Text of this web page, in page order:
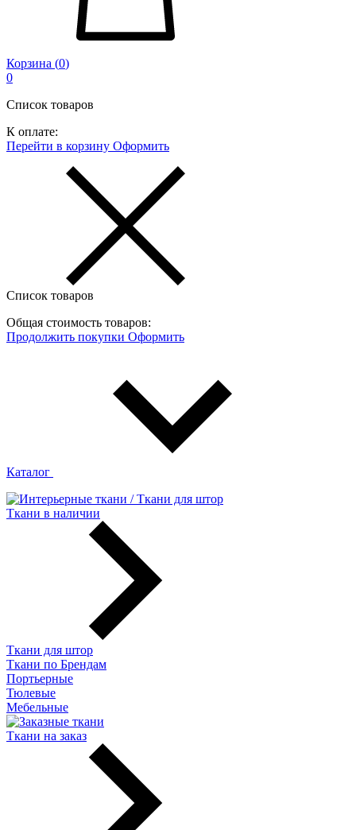
Корзина (0)
0
Список товаров
К оплате:
Перейти в корзину Оформить
Список товаров
Общая стоимость товаров:
Продолжить покупки Оформить
Каталог
Ткани в наличии
Ткани для штор
Ткани по Брендам
Портьерные
Тюлевые
Мебельные
Ткани на заказ